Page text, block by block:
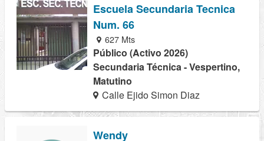
Escuela Secundaria Tecnica
Num. 66
627 Mts
Público (Activo 2026)
Secundaria Técnica - Vespertino,
Matutino
Calle Ejido Simon Diaz
Wendy